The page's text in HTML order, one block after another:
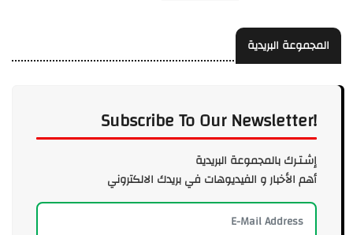
المجموعة البريدية
Subscribe To Our Newsletter!
إشـتـرك بالمجموعة البريدية
أهم الأخبار و الفيديوهات في بريدك الالكتروني